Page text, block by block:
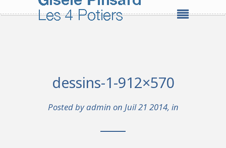
dessins-1-912×570
Posted byadmin on Juil 21 2014, in